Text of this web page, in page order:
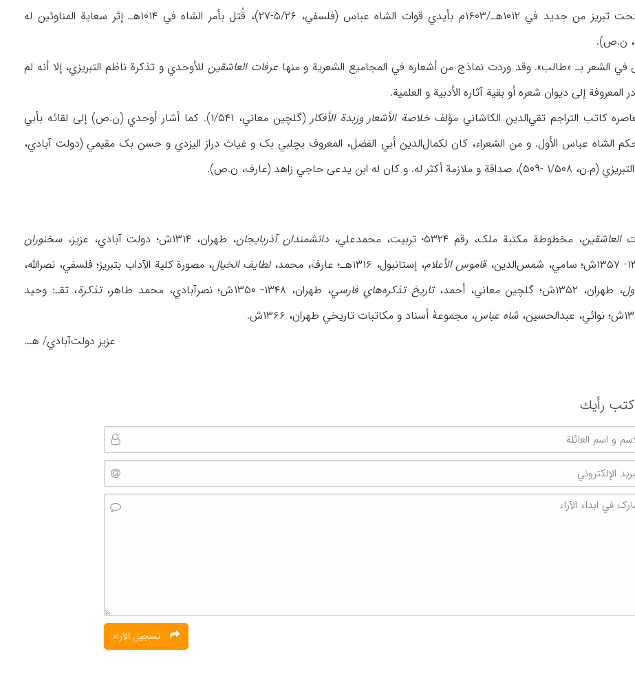
للصفویة. وبعد أن فتحت تبریز من جدید في ۱۰۱۲هـ/۱۶۰۳م بأیدي قوات الشاه عباس (فلسفي، ۵/۲۶-۲۷)، قُتل بأمر الشاه في ۱۰۱۴هـ إثر سعایة المناوئین له
الشعر بـ «طالب». وقد وردت نماذج من أشعاره في المجامیع الشعریة و منهاعرفات العاشقینللأوحدي و تذکرة ناظم التبریزي، إلا أنه لم
إلی دیوان شعره أو بقیة آثاره الأدبیة و العلمیة.
کاتب التراجم تقي‌الدین الکاشاني مؤلف خلاصة الأشعار وزبدة الأفکار
(گلچین معاني، ۱/۵۴۱). کما أشار أوحدي (ن.ص) إلی لقائه بأبي
الشاه عباس الأول. و من الشعراء، کان لکمال‌الدین أبي الفضل، المعروف بچلبي بک و غیاث دراز الیزدي و حسن بک مقیمي (دولت آبادي،
العاشقین، مخطوطة مکتبة ملک، رقم ۵۳۲۴؛ تربیت، محمدعلي، دانشمندان آذربایجان، طهران، ۱۳۱۴ش؛ دولت آبادي، عزیز،
سخنوران
قاموس الأعلام، إستانبول، ۱۳۱۶هـ؛ عارف، محمد، لطایف الخیال، مصورة کلیة الآداب بتبریز؛ فلسفي، نصرالله،
، طهران، ۱۳۵۲ش؛ گلچین معاني، أحمد، تاریخ تذکره‌هاي فارسي، طهران، ۱۳۴۸- ۱۳۵۰ش؛ نصرآبادي، محمد طاهر، تذکرة، تقـ: وحید
شاه عباس، مجموعۀ أسناد و مکاتبات تاریخي طهران، ۱۳۶۶ش.
عزیز دولت‌آبادي/ هـ.
رأیك
تسجیل الآراء